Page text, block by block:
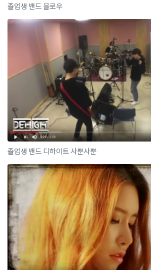
졸업생 밴드 블로우
졸업생 밴드 디하이트 사뿐사뿐